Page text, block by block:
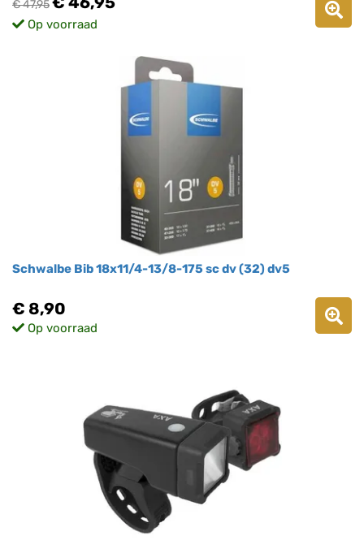
€ 47,95
Op voorraad
Schwalbe Bib 18x11/4-13/8-175 sc dv (32) dv5
€ 8,90
Op voorraad